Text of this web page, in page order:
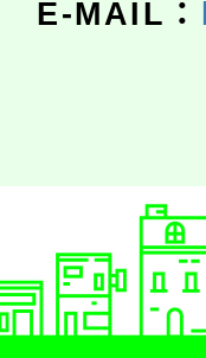
E-MAIL：